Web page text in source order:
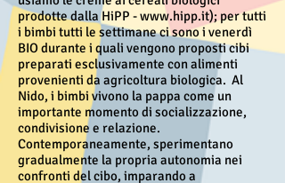
prodotte dalla HiPP -www.hipp.it); per tutti
i bimbi tutti le settimane ci sono i venerdì
BIO durante i quali vengono proposti cibi
preparati esclusivamente con alimenti
provenienti da agricoltura biologica. Al
Nido, i bimbi vivono la pappa come un
importante momento di socializzazione,
condivisione e relazione.
Contemporaneamente, sperimentano
gradualmente la propria autonomia nei
confronti del cibo, imparando a